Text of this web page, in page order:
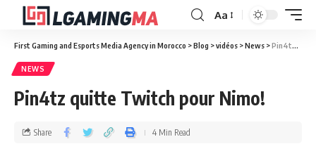
Aa
First Gaming and Esports Media Agency in Morocco >Blog >vidéos >News >Pin4tz quitte Twitch pour Nimo!
NEWS
Pin4tz quitte Twitch pour Nimo!
Share 4 Min Read